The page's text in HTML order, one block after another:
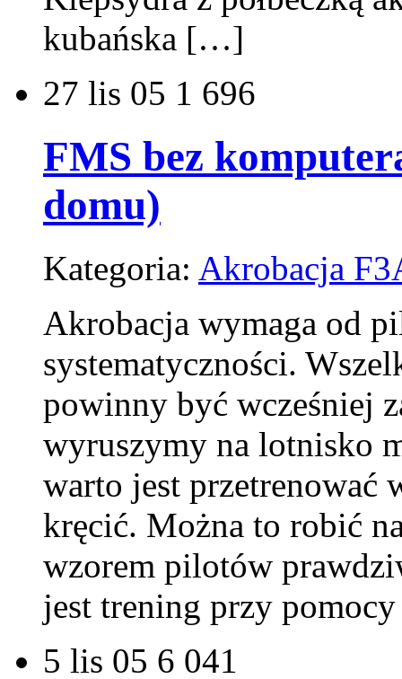
kubańska […]
27 lis 05 1 696
FMS bez
domu)
Kategoria: Akrobacja
Akrobacja wymaga od
systematyczności.
powinny być wcześniej
wyruszymy na lotnisko
warto jest przetrenować
kręcić. Można to robić
wzorem pilotów
jest trening przy
5 lis 05 6 041